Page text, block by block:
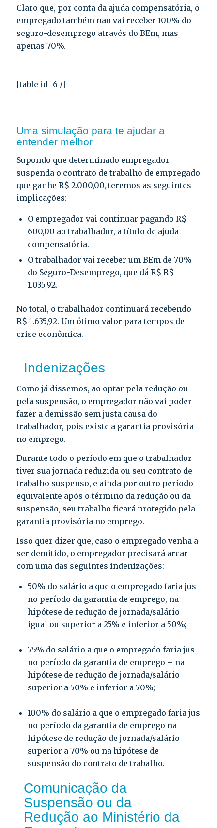
Claro que, por conta da ajuda compensatória, o
empregado também não vai receber 100% do
seguro-desemprego através do BEm, mas
apenas 70%.
[table id=6 /]
Uma simulação para te ajudar a
entender melhor
Supondo que determinado empregador
suspenda o contrato de trabalho de empregado
que ganhe R$ 2.000,00, teremos as seguintes
implicações:
O empregador vai continuar pagando R$
600,00 ao trabalhador, a título de ajuda
compensatória.
O trabalhador vai receber um BEm de 70%
do Seguro-Desemprego, que dá R$ R$
1.035,92.
No total, o trabalhador continuará recebendo
R$ 1.635,92. Um ótimo valor para tempos de
crise econômica.
Indenizações
Como já dissemos, ao optar pela redução ou
pela suspensão, o empregador não vai poder
fazer a demissão sem justa causa do
trabalhador, pois existe a garantia provisória
no emprego.
Durante todo o período em que o trabalhador
tiver sua jornada reduzida ou seu contrato de
trabalho suspenso, e ainda por outro período
equivalente após o término da redução ou da
suspensão, seu trabalho ficará protegido pela
garantia provisória no emprego.
Isso quer dizer que, caso o empregado venha a
ser demitido, o empregador precisará arcar
com uma das seguintes indenizações:
50% do salário a que o empregado faria jus
no período da garantia de emprego, na
hipótese de redução de jornada/salário
igual ou superior a 25% e inferior a 50%;
75% do salário a que o empregado faria jus
no período da garantia de emprego – na
hipótese de redução de jornada/salário
superior a 50% e inferior a 70%;
100% do salário a que o empregado faria jus
no período da garantia de emprego na
hipótese de redução de jornada/salário
superior a 70% ou na hipótese de
suspensão do contrato de trabalho.
Comunicação da
Suspensão ou da
Redução ao Ministério da